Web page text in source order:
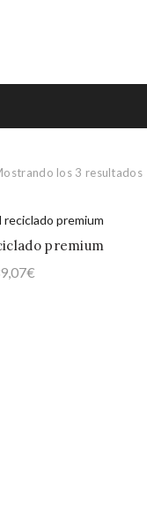
los 3 resultados
premium
€Rango